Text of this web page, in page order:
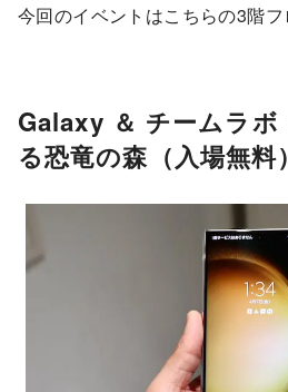
今回のイベントはこちらの3階フ
Galaxy ＆ チームラボ
る恐竜の森（入場無料）